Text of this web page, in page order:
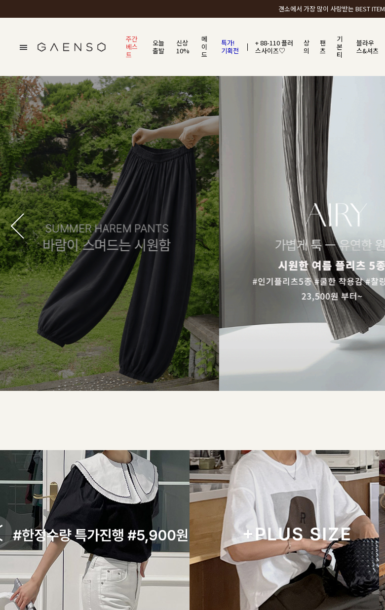
갠소에서 가장 많이 사랑받는 BEST ITEM
주간
베스
트
오늘
출발
신상
10%
메
이
드
특가!
기획전
+ 88-110 플러
스사이즈♡
상
의
팬
츠
기
본
티
블라우
스&셔츠